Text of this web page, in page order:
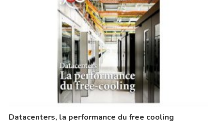
Datacenters, la performance du free cooling